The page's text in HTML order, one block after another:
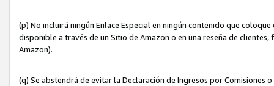
(p) No incluirá ningún Enlace Especial en ningún contenido que
disponible a través de un Sitio de Amazon o en una reseña de
Amazon).
(q) Se abstendrá de evitar la Declaración de Ingresos por